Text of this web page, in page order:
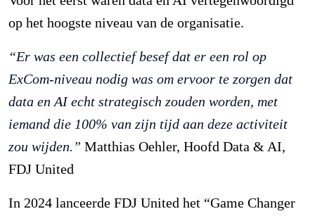
op het hoogste niveau van de organisatie.
“Er was een collectief besef dat er een rol op
ExCom-niveau nodig was om ervoor te zorgen dat
data en AI echt strategisch zouden worden, met
iemand die 100% van zijn tijd aan deze activiteit
zou wijden.” Matthias Oehler, Hoofd Data & AI,
FDJ United
In 2024 lanceerde FDJ United het “Game Changer